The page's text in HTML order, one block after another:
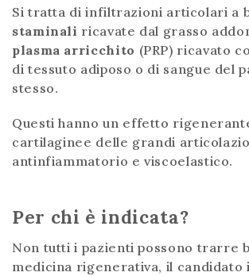
Si tratta di infiltrazioni articolari a
staminali ricavate dal grasso
plasma arricchito (PRP) ricavato
di tessuto adiposo o di sangue del
stesso.
Questi hanno un effetto
cartilaginee delle grandi
antinfiammatorio e viscoelastico.
Per chi è indicata?
Non tutti i pazienti possono trarre
medicina rigenerativa, il candidato